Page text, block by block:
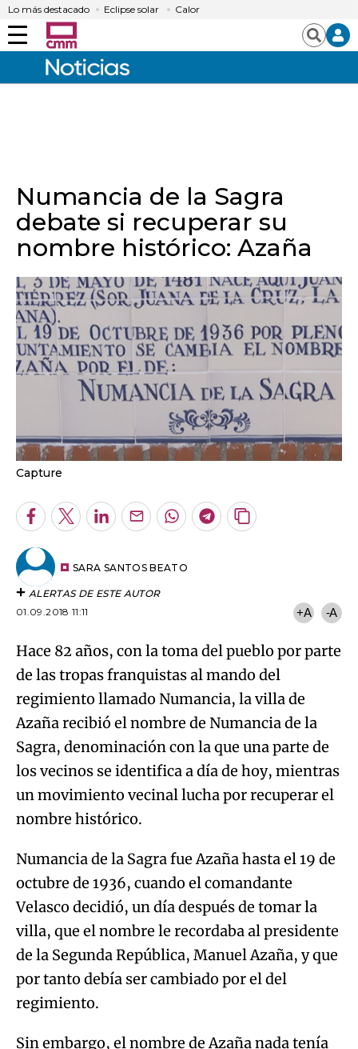
Lo más destacado Eclipse solar Calor
Menú Buscar
Numancia de la Sagra
debate si recuperar su
nombre histórico: Azaña
Capture
Facebook
TwitterLinkedInEnviarWhatsapp
Telegram
Copiar
SARA SANTOS BEATO
ALERTAS DE ESTE AUTOR
01.09.2018 11:11
+A -A
Hace 82 años, con la toma del pueblo por parte
de las tropas franquistas al mando del
regimiento llamado Numancia, la villa de
Azaña recibió el nombre de Numancia de la
Sagra, denominación con la que una parte de
los vecinos se identifica a día de hoy, mientras
un movimiento vecinal lucha por recuperar el
nombre histórico.
Numancia de la Sagra fue Azaña hasta el 19 de
octubre de 1936, cuando el comandante
Velasco decidió, un día después de tomar la
villa, que el nombre le recordaba al presidente
de la Segunda República, Manuel Azaña, y que
por tanto debía ser cambiado por el del
regimiento.
Sin embargo, el nombre de Azaña nada tenía